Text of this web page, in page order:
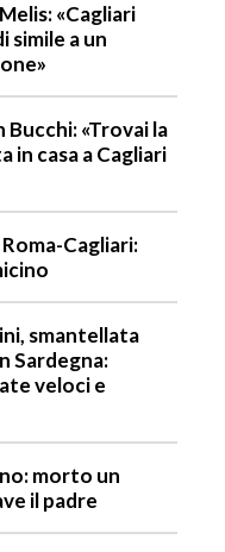
«Cagliari
simile a un
Bucchi: «Trovai la
in casa a Cagliari
Cagliari:
smantellata
Sardegna:
veloci e
morto un
il padre